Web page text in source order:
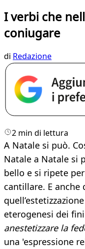
I verbi che
coniugare
di Redazione
2 min di lettura
A Natale si può.
Natale a Natale si
bello e si ripete
cantillare. E anche
eterogenesi dei
anestetizzare la
una 'espressione